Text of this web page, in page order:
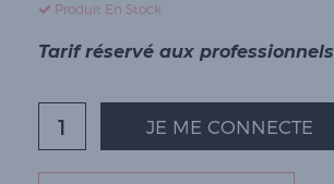
Produit En Stock
Tarif réservé aux professionnels
JE ME CONNECTE